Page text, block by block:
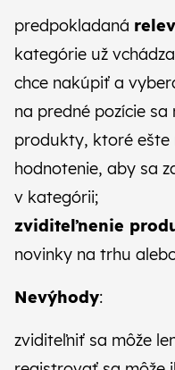
predpokladaná
kategórie už
chce nakúpiť a
na predné pozície
produkty, ktoré ešte
hodnotenie, aby sa
v kategórii;
zviditeľnenie
novinky na trhu
Nevýhody:
zviditeľniť sa môže